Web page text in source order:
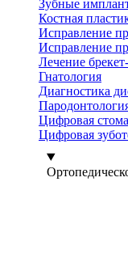
Зубные
Костная
Исправление
Исправление
Лечение
Гнатология
Диагностика
Цифровая
Цифровая